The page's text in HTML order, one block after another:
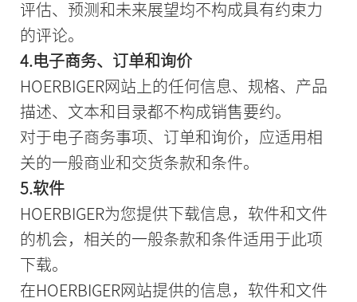
评估、预测和未来展望均不构成具有约束力
的评论。
4.电子商务、订单和询价
HOERBIGER网站上的任何信息、规格、产品
描述、文本和目录都不构成销售要约。
对于电子商务事项、订单和询价，应适用相
关的一般商业和交货条款和条件。
5.软件
HOERBIGER为您提供下载信息，软件和文件
的机会，相关的一般条款和条件适用于此项
下载。
在HOERBIGER网站提供的信息，软件和文件